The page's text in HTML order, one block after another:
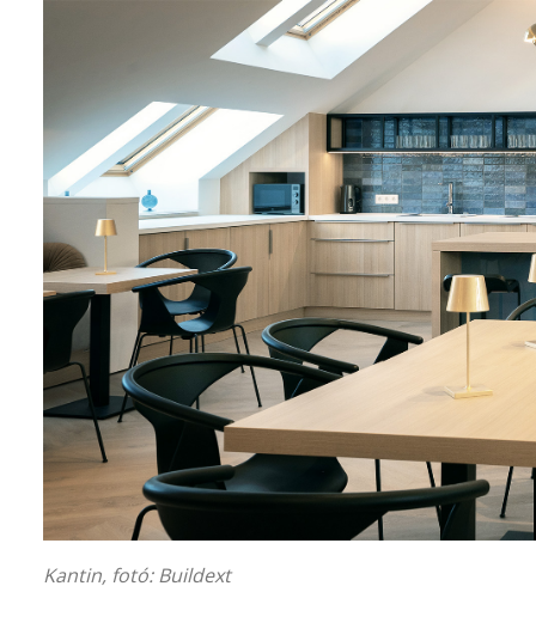
Kantin, fotó: Buildext